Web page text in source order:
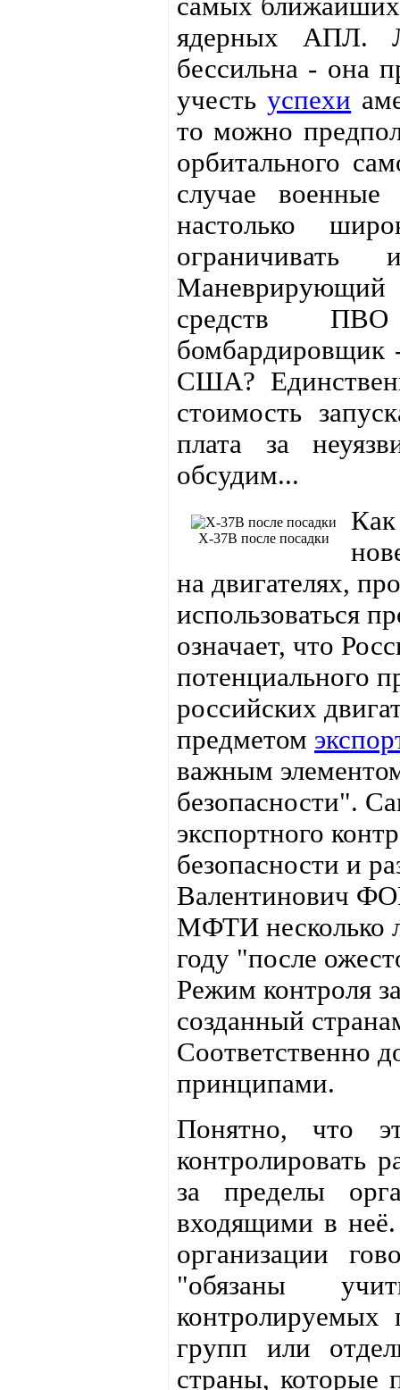
самых
ядерных АПЛ.
бессильна - она
учестьуспехи
то можно
орбитального
случае военные
настолько
средств ПВО
бомбардировщик
США?
стоимость
плата за
обсудим...
X-37B после посадки
на двигателях,
использоваться
означает, что
потенциального
российских
предметом
важным
безопасности".
экспортного
безопасности и
Валентинович
МФТИ несколько
году "после
Режим контроля
созданный
Соответственно
принципами.
Понятно, что
контролировать
за пределы
входящими в
организации
"обязаны
контролируемых
групп или
страны,